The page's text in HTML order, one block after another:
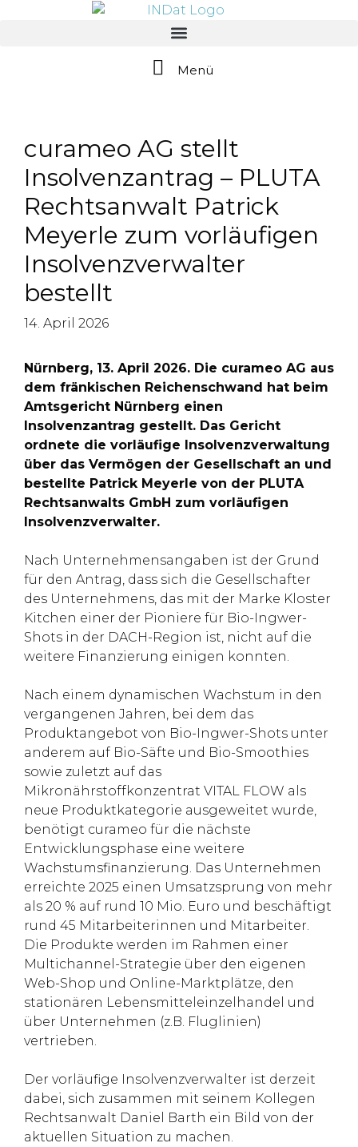
Menü
curameo AG stellt
Insolvenzantrag – PLUTA
Rechtsanwalt Patrick
Meyerle zum vorläufigen
Insolvenzverwalter
bestellt
14. April 2026
Nürnberg, 13. April 2026. Die curameo AG aus
dem fränkischen Reichenschwand hat beim
Amtsgericht Nürnberg einen
Insolvenzantrag gestellt. Das Gericht
ordnete die vorläufige Insolvenzverwaltung
über das Vermögen der Gesellschaft an und
bestellte Patrick Meyerle von der PLUTA
Rechtsanwalts GmbH zum vorläufigen
Insolvenzverwalter.
Nach Unternehmensangaben ist der Grund
für den Antrag, dass sich die Gesellschafter
des Unternehmens, das mit der Marke Kloster
Kitchen einer der Pioniere für Bio-Ingwer-
Shots in der DACH-Region ist, nicht auf die
weitere Finanzierung einigen konnten.
Nach einem dynamischen Wachstum in den
vergangenen Jahren, bei dem das
Produktangebot von Bio-Ingwer-Shots unter
anderem auf Bio-Säfte und Bio-Smoothies
sowie zuletzt auf das
Mikronährstoffkonzentrat VITAL FLOW als
neue Produktkategorie ausgeweitet wurde,
benötigt curameo für die nächste
Entwicklungsphase eine weitere
Wachstumsfinanzierung. Das Unternehmen
erreichte 2025 einen Umsatzsprung von mehr
als 20 % auf rund 10 Mio. Euro und beschäftigt
rund 45 Mitarbeiterinnen und Mitarbeiter.
Die Produkte werden im Rahmen einer
Multichannel-Strategie über den eigenen
Web-Shop und Online-Marktplätze, den
stationären Lebensmitteleinzelhandel und
über Unternehmen (z.B. Fluglinien)
vertrieben.
Der vorläufige Insolvenzverwalter ist derzeit
dabei, sich zusammen mit seinem Kollegen
Rechtsanwalt Daniel Barth ein Bild von der
aktuellen Situation zu machen.